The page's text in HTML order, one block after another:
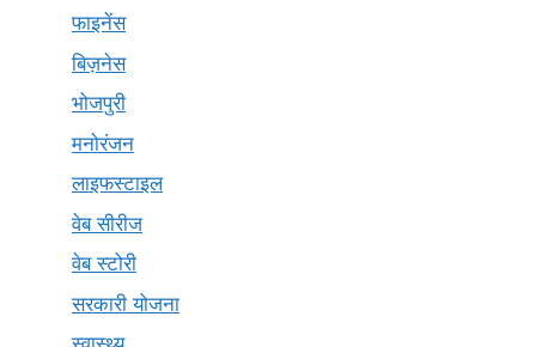
फाइनेंस
बिज़नेस
भोजपुरी
मनोरंजन
लाइफस्टाइल
वेब सीरीज
वेब स्टोरी
सरकारी योजना